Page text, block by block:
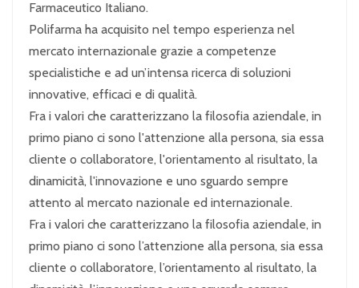
Farmaceutico Italiano.
Polifarma ha acquisito nel tempo esperienza nel
mercato internazionale grazie a competenze
specialistiche e ad un’intensa ricerca di soluzioni
innovative, efficaci e di qualità.
Fra i valori che caratterizzano la filosofia aziendale, in
primo piano ci sono l'attenzione alla persona, sia essa
cliente o collaboratore, l'orientamento al risultato, la
dinamicità, l'innovazione e uno sguardo sempre
attento al mercato nazionale ed internazionale.
Fra i valori che caratterizzano la filosofia aziendale, in
primo piano ci sono l’attenzione alla persona, sia essa
cliente o collaboratore, l’orientamento al risultato, la